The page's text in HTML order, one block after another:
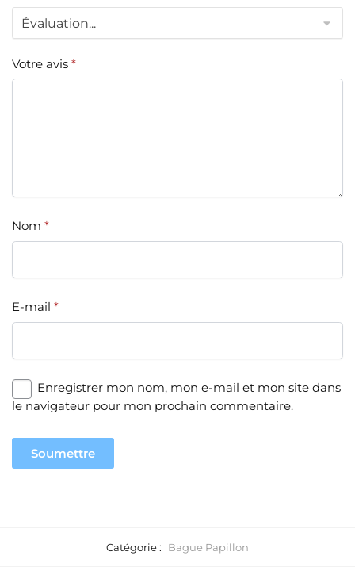
Votre avis *
Nom *
E-mail *
Enregistrer mon nom, mon e-mail et mon site dans
le navigateur pour mon prochain commentaire.
Catégorie : Bague Papillon